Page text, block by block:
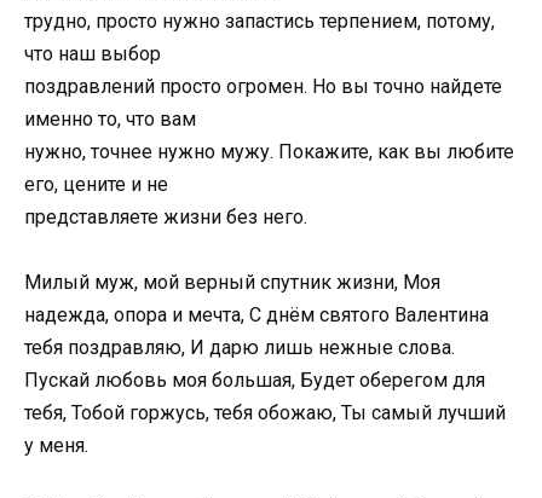
трудно, просто нужно запастись терпением, потому,
что наш выбор
поздравлений просто огромен. Но вы точно найдете
именно то, что вам
нужно, точнее нужно мужу. Покажите, как вы любите
его, цените и не
представляете жизни без него.
Милый муж, мой верный спутник жизни, Моя
надежда, опора и мечта, С днём святого Валентина
тебя поздравляю, И дарю лишь нежные слова.
Пускай любовь моя большая, Будет оберегом для
тебя, Тобой горжусь, тебя обожаю, Ты самый лучший
у меня.